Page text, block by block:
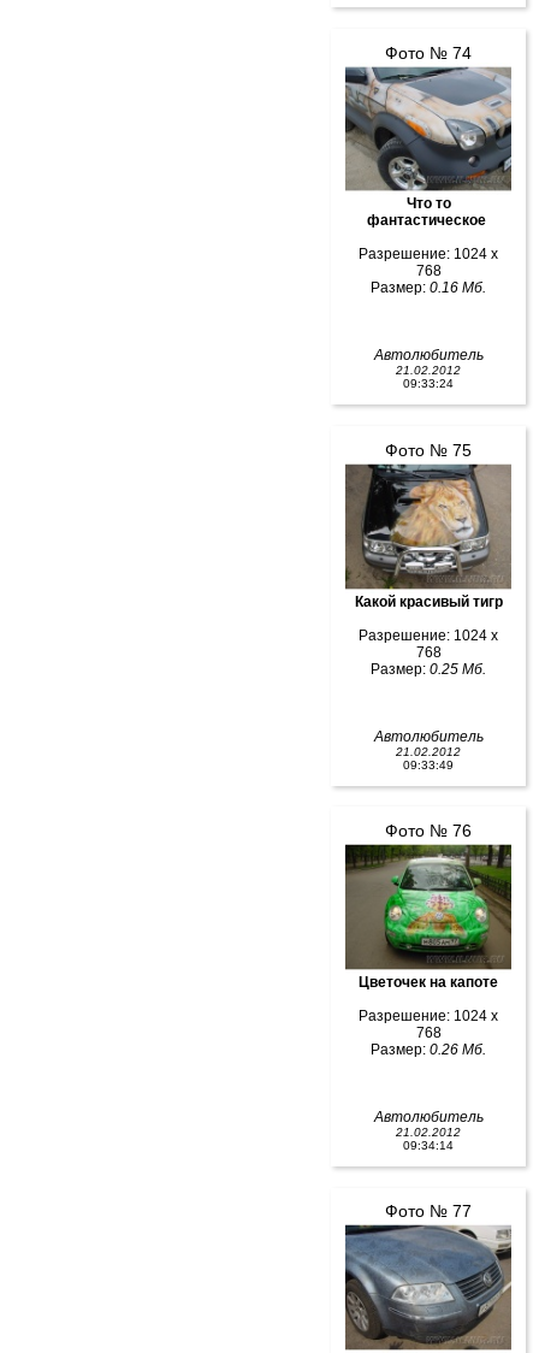
Фото № 74
Что то
фантастическое
Разрешение: 1024 x
768
Размер: 0.16 Мб.
Автолюбитель
21.02.2012
09:33:24
Фото № 75
Какой красивый тигр
Разрешение: 1024 x
768
Размер: 0.25 Мб.
Автолюбитель
21.02.2012
09:33:49
Фото № 76
Цветочек на капоте
Разрешение: 1024 x
768
Размер: 0.26 Мб.
Автолюбитель
21.02.2012
09:34:14
Фото № 77